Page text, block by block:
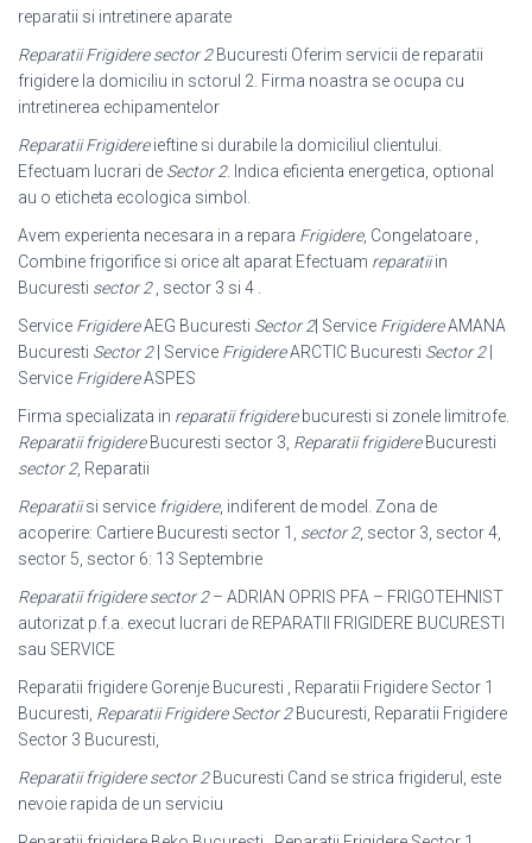
reparatii si intretinere aparate
Reparatii Frigidere sector 2Bucuresti Oferim servicii de reparatii
frigidere la domiciliu in sctorul 2. Firma noastra se ocupa cu
intretinerea echipamentelor
Reparatii Frigidereieftine si durabile la domiciliul clientului.
Efectuam lucrari de Sector 2. Indica eficienta energetica, optional
au o eticheta ecologica simbol.
Avem experienta necesara in a repara Frigidere, Congelatoare ,
Combine frigorifice si orice alt aparat Efectuam reparatiiin
Bucuresti sector 2, sector 3 si 4 .
Service FrigidereAEG Bucuresti Sector 2| Service FrigidereAMANA
Bucuresti Sector 2| Service FrigidereARCTIC Bucuresti Sector 2|
Service FrigidereASPES
Firma specializata in reparatii frigiderebucuresti si zonele limitrofe.
Reparatii frigidereBucuresti sector 3, Reparatii frigidereBucuresti
sector 2, Reparatii
Reparatiisi service frigidere, indiferent de model. Zona de
acoperire: Cartiere Bucuresti sector 1, sector 2, sector 3, sector 4,
sector 5, sector 6: 13 Septembrie
Reparatii frigidere sector 2– ADRIAN OPRIS PFA – FRIGOTEHNIST
autorizat p.f.a. execut lucrari de REPARATII FRIGIDERE BUCURESTI
sau SERVICE
Reparatii frigidere Gorenje Bucuresti , Reparatii Frigidere Sector 1
Bucuresti, Reparatii Frigidere Sector 2Bucuresti, Reparatii Frigidere
Sector 3 Bucuresti,
Reparatii frigidere sector 2Bucuresti Cand se strica frigiderul, este
nevoie rapida de un serviciu